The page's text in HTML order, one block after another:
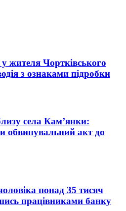
жителя Чортківського
з ознаками підробки
села Кам’янки:
обвинувальний акт до
понад 35 тисяч
працівниками банку